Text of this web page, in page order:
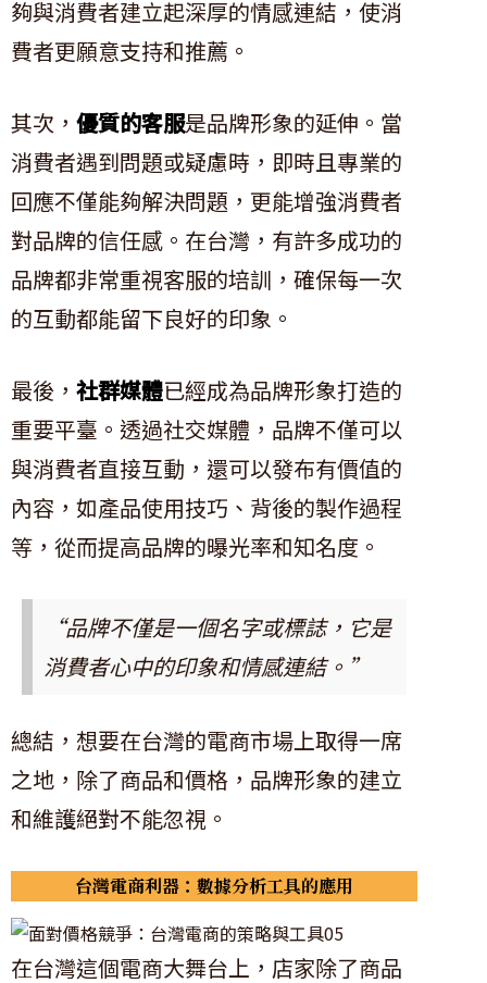
夠與消費者建立起深厚的情感連結，使消
費者更願意支持和推薦。
其次， 優質的客服是品牌形象的延伸。當
消費者遇到問題或疑慮時，即時且專業的
回應不僅能夠解決問題，更能增強消費者
對品牌的信任感。在台灣，有許多成功的
品牌都非常重視客服的培訓，確保每一次
的互動都能留下良好的印象。
最後， 社群媒體已經成為品牌形象打造的
重要平臺。透過社交媒體，品牌不僅可以
與消費者直接互動，還可以發布有價值的
內容，如產品使用技巧、背後的製作過程
等，從而提高品牌的曝光率和知名度。
“品牌不僅是一個名字或標誌，它是
消費者心中的印象和情感連結。”
總結，想要在台灣的電商市場上取得一席
之地，除了商品和價格，品牌形象的建立
和維護絕對不能忽視。
台灣電商利器：數據分析工具的應用
在台灣這個電商大舞台上，店家除了商品